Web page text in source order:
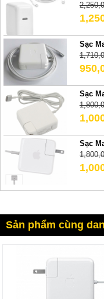
Sạc
Sạc
Sạc
Sản phẩm cùng